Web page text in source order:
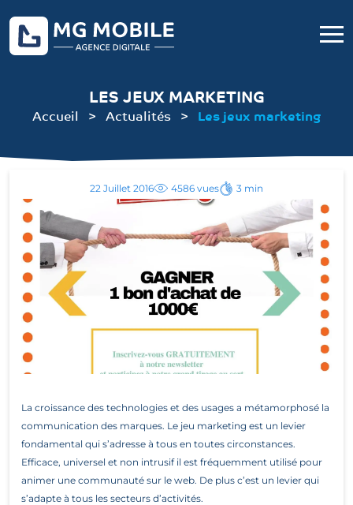
LES JEUX MARKETING
Accueil Actualités Les jeux marketing
22 Juillet 2016 4586 vues 3 min
La croissance des technologies et des usages a métamorphosé la
communication des marques. Le jeu marketing est un levier
fondamental qui s’adresse à tous en toutes circonstances.
Efficace, universel et non intrusif il est fréquemment utilisé pour
animer une communauté sur le web. De plus c’est un levier qui
s’adapte à tous les secteurs d’activités.